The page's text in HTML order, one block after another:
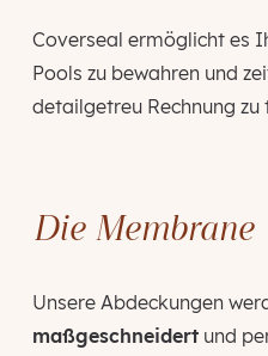
Coverseal ermöglicht es
Pools zu bewahren und
detailgetreu Rechnung zu
Die Membrane
Unsere Abdeckungen
maßgeschneidertund